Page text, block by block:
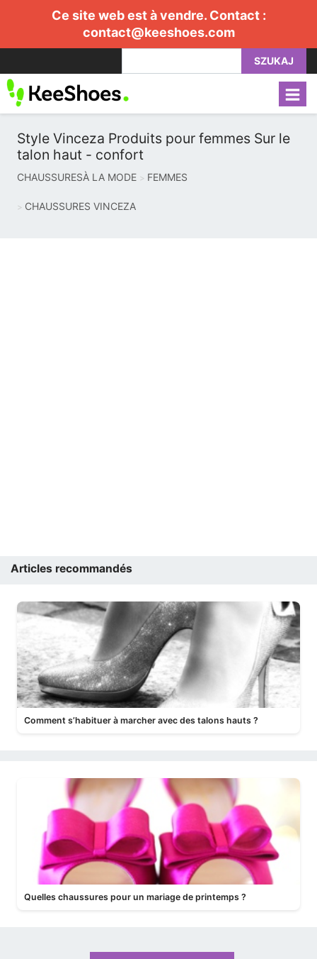
Ce site web est à vendre. Contact :
contact@keeshoes.com
SZUKAJ
Style Vinceza Produits pour femmes Sur le
talon haut - confort
CHAUSSURESÀ LA MODE FEMMES
CHAUSSURES VINCEZA
Articles recommandés
Comment s’habituer à marcher avec des talons hauts ?
Quelles chaussures pour un mariage de printemps ?